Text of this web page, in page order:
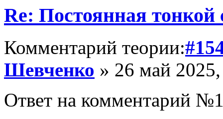
Re: Постоянная тонкой
Комментарий теории:
Шевченко » 26 май
Ответ на комментарий